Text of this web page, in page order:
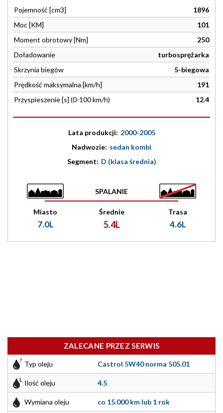
Pojemność [cm3]
1896
Moc [KM]
101
Moment obrotowy [Nm]
250
Doładowanie
turbosprężarka
Skrzynia biegów
5-biegowa
Prędkość maksymalna [km/h]
191
Przyspieszenie [s] (0-100 km/h)
12.4
Lata produkcji: 2000-2005
Nadwozie: sedan kombi
Segment: D (klasa średnia)
SPALANIE
Miasto
7.0L
Średnie
5.4L
Trasa
4.6L
ZALECANE PRZEZ SERWIS
Typ oleju Castrol 5W40 norma 505.01
Ilość oleju 4.5
Wymiana oleju co 15.000 km lub 1 rok